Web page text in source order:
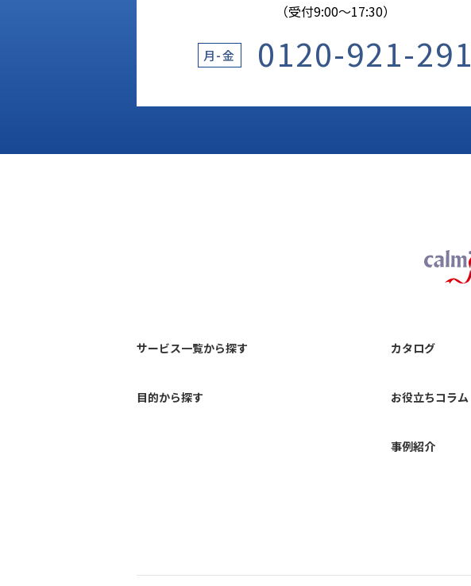
（受付9:00〜17:30）
月-金 0120-921-291
サービス一覧から探す
目的から探す
カタログ
お役立ちコラム
事例紹介